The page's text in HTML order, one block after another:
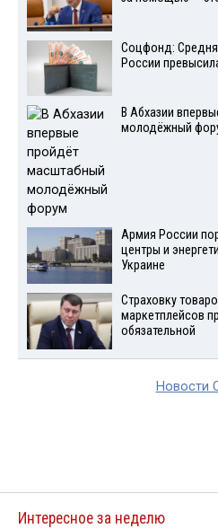
Соцфонд:
России
В Абхазии
молодёжный
Армия России
центры и
Украине
Страховку
маркетплейсов
обязательной
Новости
Интересное за неделю